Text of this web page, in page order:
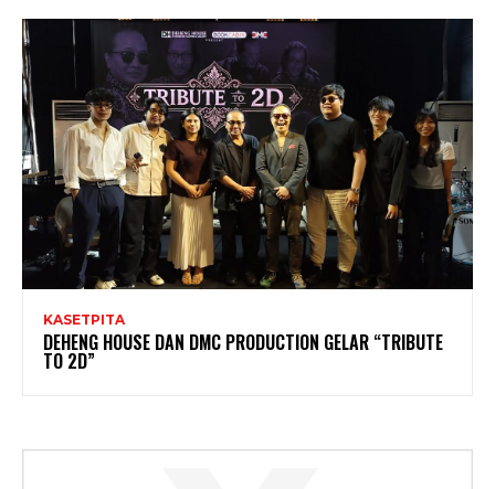
KASETPITA
DEHENG HOUSE DAN DMC PRODUCTION GELAR “TRIBUTE
TO 2D”